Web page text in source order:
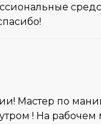
Мастер по
! На